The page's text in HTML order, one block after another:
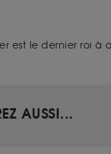
est le dernier roi
AUSSI...